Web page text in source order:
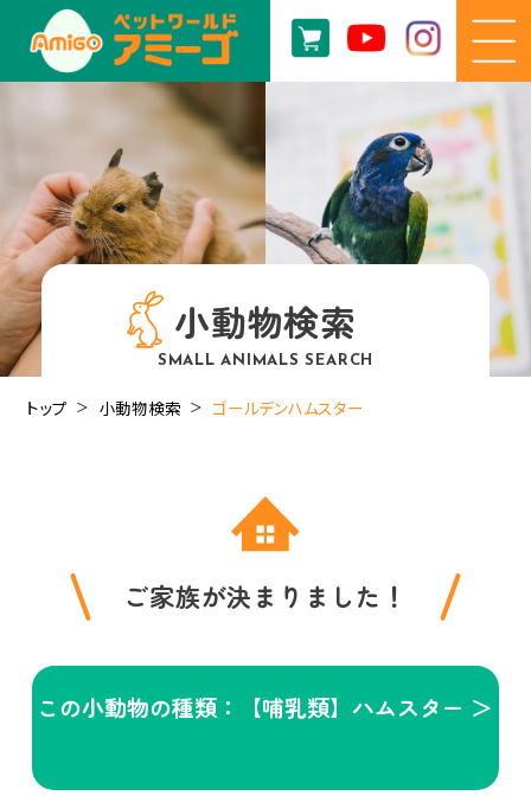
小動物検索
SMALL ANIMALS SEARCH
トップ 小動物検索 ゴールデンハムスター
ご家族が決まりました！
この小動物の種類：【哺乳類】ハムスター ＞